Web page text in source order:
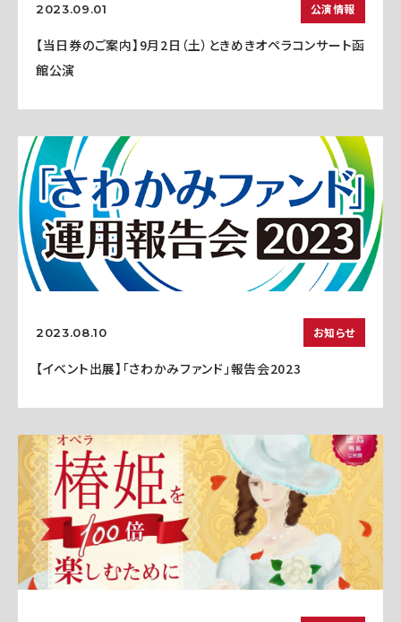
2023.09.01 公演情報
【当日券のご案内】9月2日（土）ときめきオペラコンサート函
館公演
2023.08.10 お知らせ
【イベント出展】「さわかみファンド」報告会2023